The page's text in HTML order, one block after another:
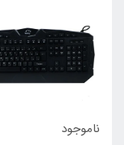
ناموجود